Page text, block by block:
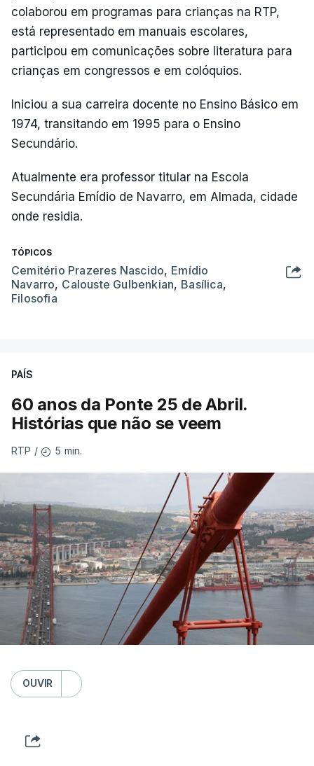
colaborou em programas para crianças na RTP,
está representado em manuais escolares,
participou em comunicações sobre literatura para
crianças em congressos e em colóquios.
Iniciou a sua carreira docente no Ensino Básico em
1974, transitando em 1995 para o Ensino
Secundário.
Atualmente era professor titular na Escola
Secundária Emídio de Navarro, em Almada, cidade
onde residia.
TÓPICOS
Cemitério Prazeres Nascido, Emídio
Navarro, Calouste Gulbenkian, Basílica,
Filosofia
PAÍS
60 anos da Ponte 25 de Abril.
Histórias que não se veem
RTP / 5 min.
OUVIR